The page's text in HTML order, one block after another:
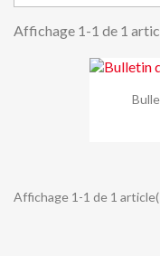
Affichage 1-1 de 1
Affichage 1-1 de 1